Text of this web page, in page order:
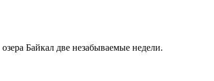
Байкал две незабываемые недели.